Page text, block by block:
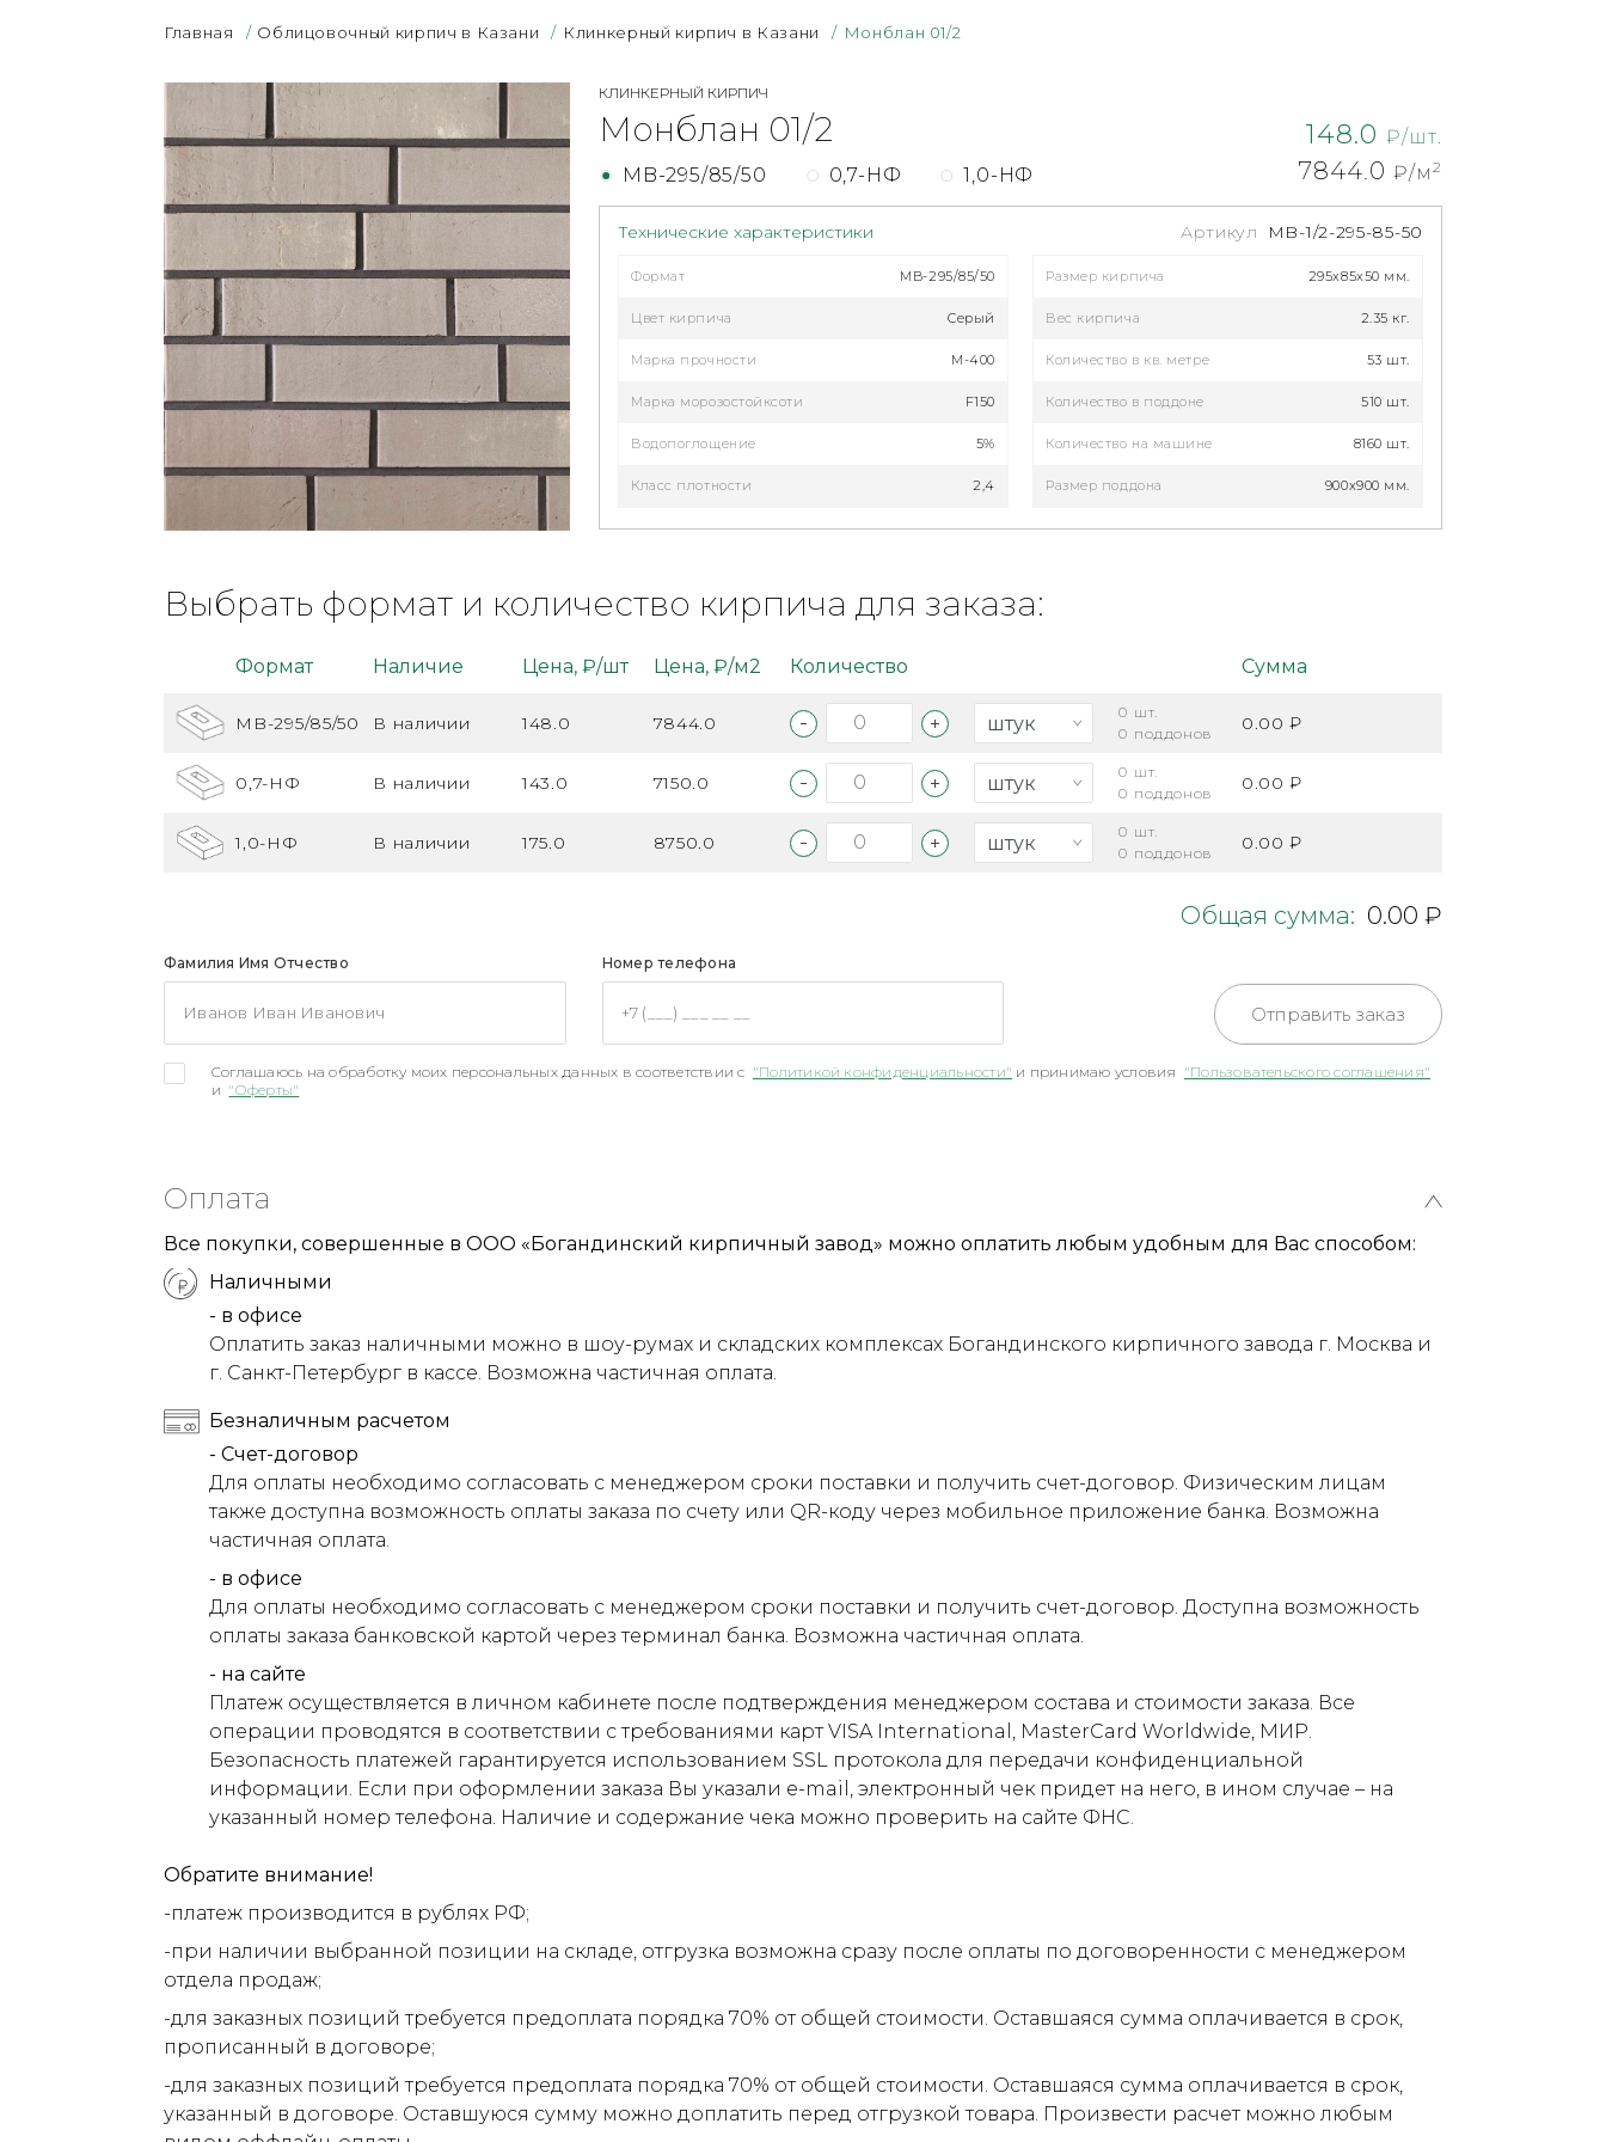
Главная / Облицовочный кирпич в Казани / Клинкерный кирпич в Казани / Монблан 01/2
КЛИНКЕРНЫЙ КИРПИЧ
Монблан 01/2 148.0 ₽/шт.
7844.0 ₽/м 2
MB-295/85/50 0,7-НФ 1,0-НФ
Технические характеристики Артикул MB-1/2-295-85-50
Формат MB-295/85/50
Цвет кирпича Серый
Марка прочности М-400
Марка морозостойксоти F150
Водопоглощение 5%
Класс плотности 2,4
Размер кирпича 295x85x50 мм.
Вес кирпича 2.35 кг.
Количество в кв. метре 53 шт.
Количество в поддоне 510 шт.
Количество на машине 8160 шт.
Размер поддона 900x900 мм.
Выбрать формат и количество кирпича для заказа:
Формат Наличие Цена, ₽/шт Цена, ₽/м2 Количество Сумма
MB-295/85/50 В наличии 148.0 7844.0 0 шт.
0 поддонов 0.00 ₽
0,7-НФ В наличии 143.0 7150.0 0 шт.
0 поддонов 0.00 ₽
1,0-НФ В наличии 175.0 8750.0 0 шт.
0 поддонов 0.00 ₽
Общая сумма: 0.00 ₽
Фамилия Имя Отчество Номер телефона
Отправить заказ
Соглашаюсь на обработку моих персональных данных в соответствии с "Политикой конфиденциальности" и принимаю условия "Пользовательского соглашения"
и "Оферты"
Оплата
Все покупки, совершенные в ООО «Богандинский кирпичный завод» можно оплатить любым удобным для Вас способом:
Наличными
- в офисе
Оплатить заказ наличными можно в шоу-румах и складских комплексах Богандинского кирпичного завода г. Москва и
г. Санкт-Петербург в кассе. Возможна частичная оплата.
Безналичным расчетом
- Счет-договор
Для оплаты необходимо согласовать с менеджером сроки поставки и получить счет-договор. Физическим лицам
также доступна возможность оплаты заказа по счету или QR-коду через мобильное приложение банка. Возможна
частичная оплата.
- в офисе
Для оплаты необходимо согласовать с менеджером сроки поставки и получить счет-договор. Доступна возможность
оплаты заказа банковской картой через терминал банка. Возможна частичная оплата.
- на сайте
Платеж осуществляется в личном кабинете после подтверждения менеджером состава и стоимости заказа. Все
операции проводятся в соответствии с требованиями карт VISA International, MasterCard Worldwide, МИР.
Безопасность платежей гарантируется использованием SSL протокола для передачи конфиденциальной
информации. Если при оформлении заказа Вы указали e-mail, электронный чек придет на него, в ином случае – на
указанный номер телефона. Наличие и содержание чека можно проверить на сайте ФНС.
Обратите внимание!
-платеж производится в рублях РФ;
-при наличии выбранной позиции на складе, отгрузка возможна сразу после оплаты по договоренности с менеджером
отдела продаж;
-для заказных позиций требуется предоплата порядка 70% от общей стоимости. Оставшаяся сумма оплачивается в срок,
прописанный в договоре;
-для заказных позиций требуется предоплата порядка 70% от общей стоимости. Оставшаяся сумма оплачивается в срок,
указанный в договоре. Оставшуюся сумму можно доплатить перед отгрузкой товара. Произвести расчет можно любым